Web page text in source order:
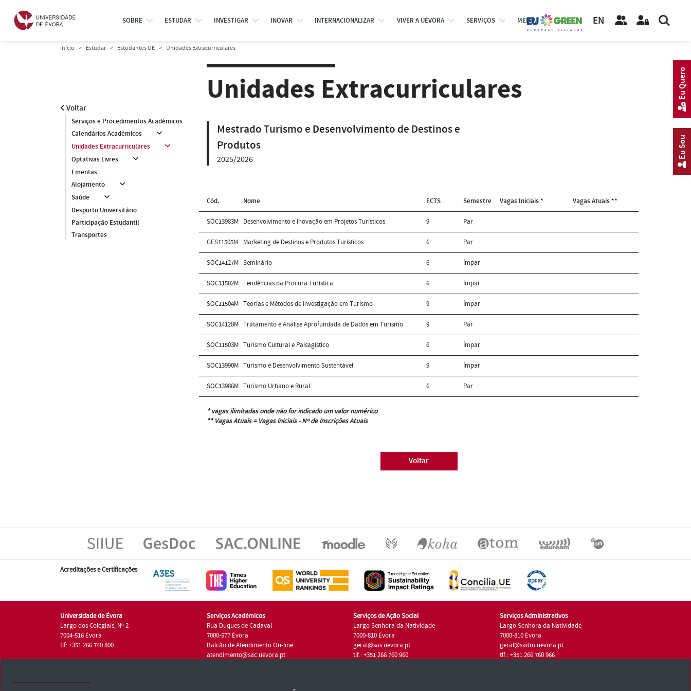
SOBRE ESTUDAR INVESTIGAR INOVAR INTERNACIONALIZAR VIVER A UÉVORA SERVIÇOS MEDIA EN
Início Estudar Estudantes UÉ Unidades Extracurriculares
Voltar
Serviços e Procedimentos Académicos
Calendários Académicos
Unidades Extracurriculares
Optativas Livres
Ementas
Alojamento
Saúde
Desporto Universitário
Participação Estudantil
Transportes
Unidades Extracurriculares
Mestrado Turismo e Desenvolvimento de Destinos e
Produtos
2025/2026
Cód. Nome ECTS Semestre Vagas Iniciais * Vagas Atuais **
SOC13983M Desenvolvimento e Inovação em Projetos Turísticos 9 Par
GES11505M Marketing de Destinos e Produtos Turísticos 6 Par
SOC14127M Seminário 6 Ímpar
SOC11502M Tendências da Procura Turística 6 Ímpar
SOC11504M Teorias e Métodos de Investigação em Turismo 9 Ímpar
SOC14128M Tratamento e Análise Aprofundada de Dados em Turismo 9 Par
SOC11503M Turismo Cultural e Paisagístico 6 Ímpar
SOC13990M Turismo e Desenvolvimento Sustentável 9 Ímpar
SOC13986M Turismo Urbano e Rural 6 Par
* vagas ilimitadas onde não for indicado um valor numérico
** Vagas Atuais = Vagas Iniciais - Nº de Inscrições Atuais
Voltar
Acreditações e Certificações
Universidade de Évora
Largo dos Colegiais, Nº 2
7004-516 Évora
tlf: +351 266 740 800
Serviços Académicos
Rua Duques de Cadaval
7000-577 Évora
Balcão de Atendimento On-line
atendimento@sac.uevora.pt
Serviços de Ação Social
Largo Senhora da Natividade
7000-810 Évora
geral@sas.uevora.pt
tlf.: +351 266 760 960
Serviços Administrativos
Largo Senhora da Natividade
7000-810 Évora
geral@sadm.uevora.pt
tlf.: +351 266 760 966
Eu Sou
Eu Quero